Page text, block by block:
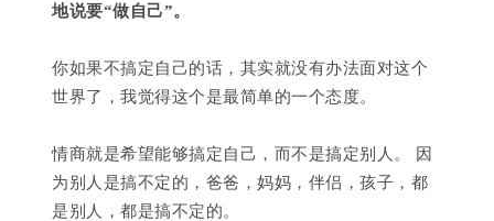
地说要“做自己”。
你如果不搞定自己的话，其实就没有办法面对这个
世界了，我觉得这个是最简单的一个态度。
情商就是希望能够搞定自己，而不是搞定别人。 因
为别人是搞不定的，爸爸，妈妈，伴侣，孩子，都
是别人，都是搞不定的。